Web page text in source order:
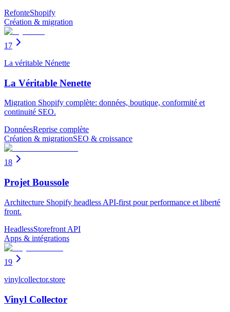
RefonteShopify
Création & migration
17
La véritable Nénette
La Véritable Nenette
Migration Shopify complète: données, boutique, conformité et
continuité SEO.
DonnéesReprise complète
Création & migrationSEO & croissance
18
Projet Boussole
Architecture Shopify headless API-first pour performance et liberté
front.
HeadlessStorefront API
Apps & intégrations
19
vinylcollector.store
Vinyl Collector